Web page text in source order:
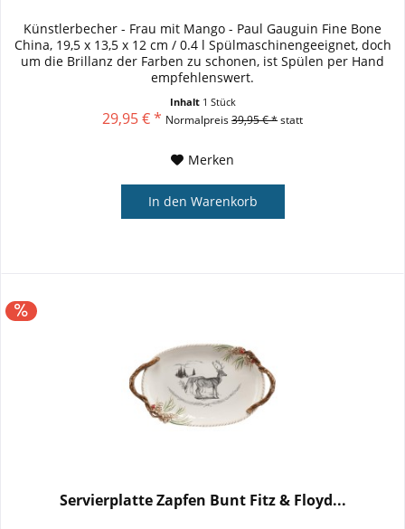
Künstlerbecher - Frau mit Mango - Paul Gauguin Fine Bone
China, 19,5 x 13,5 x 12 cm / 0.4 l Spülmaschinengeeignet, doch
um die Brillanz der Farben zu schonen, ist Spülen per Hand
empfehlenswert.
Inhalt 1 Stück
29,95 € * Normalpreis39,95 € *statt
Merken
In den Warenkorb
Servierplatte Zapfen Bunt Fitz & Floyd...